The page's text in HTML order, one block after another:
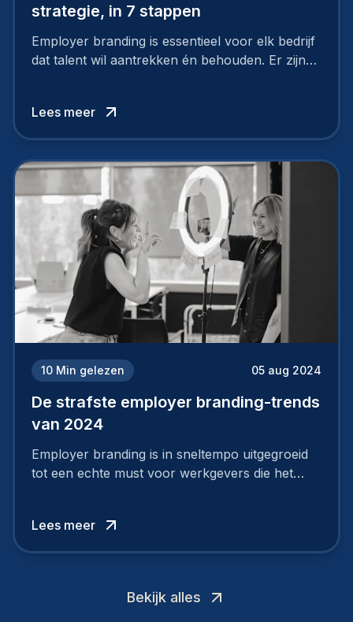
strategie, in 7 stappen
Employer branding is essentieel voor elk bedrijf
dat talent wil aantrekken én behouden. Er zijn
niet van vandaag op morgen. Hoe pak je dat
aan, starten met employer branding?
Lees meer
10 Min gelezen 05 aug 2024
De strafste employer branding-trends
van 2024
Employer branding is in sneltempo uitgegroeid
tot een echte must voor werkgevers die het
Lees meer
Bekijk alles